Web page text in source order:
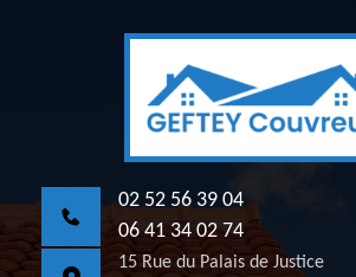
02 52 56 39 04
06 41 34 02 74
15 Rue du Palais de Justice